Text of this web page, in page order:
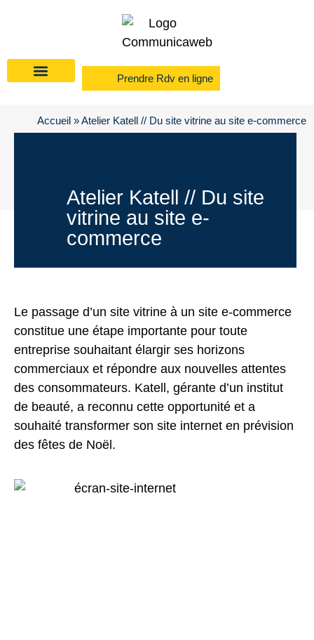
Prendre Rdv en ligne
Accueil»Atelier Katell // Du site vitrine au site e-commerce
Atelier Katell // Du site
vitrine au site e-
commerce
Le passage d’un site vitrine à un site e-commerce
constitue une étape importante pour toute
entreprise souhaitant élargir ses horizons
commerciaux et répondre aux nouvelles attentes
des consommateurs. Katell, gérante d’un institut
de beauté, a reconnu cette opportunité et a
souhaité transformer son site internet en prévision
des fêtes de Noël.